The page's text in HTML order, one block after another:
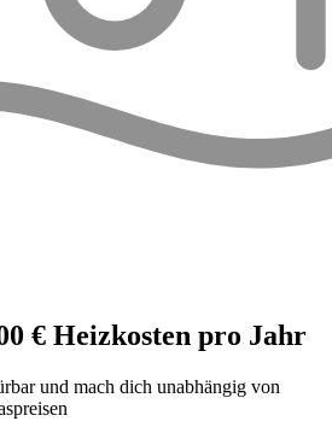
€ Heizkosten pro Jahr
und mach dich unabhängig von